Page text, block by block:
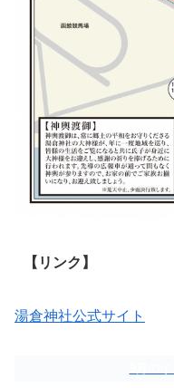
【リンク】
湯倉神社公式サイト